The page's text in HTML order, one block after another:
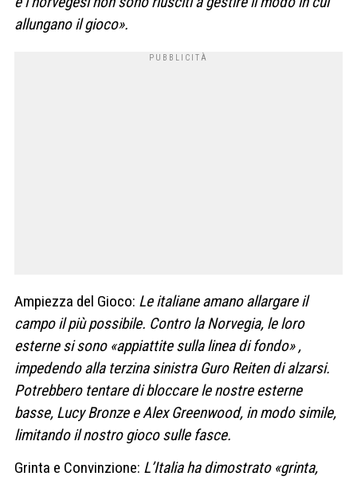
allungano il gioco».
Ampiezza del Gioco: Le italiane amano allargare il
campo il più possibile. Contro la Norvegia, le loro
esterne si sono «appiattite sulla linea di fondo» ,
impedendo alla terzina sinistra Guro Reiten di alzarsi.
Potrebbero tentare di bloccare le nostre esterne
basse, Lucy Bronze e Alex Greenwood, in modo simile,
limitando il nostro gioco sulle fasce.
Grinta e Convinzione: L’Italia ha dimostrato «grinta,